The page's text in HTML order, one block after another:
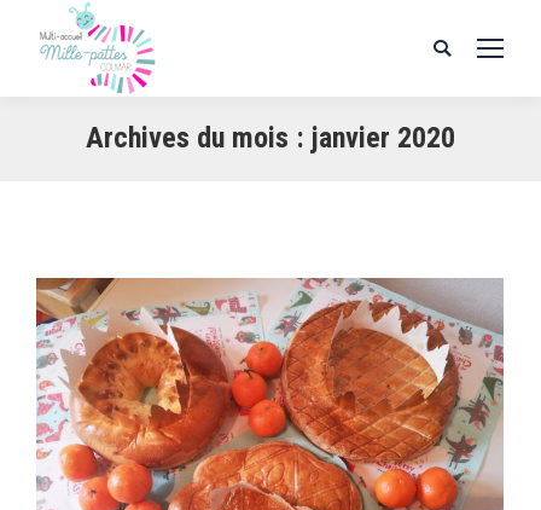
Search:
Archives du mois : janvier 2020